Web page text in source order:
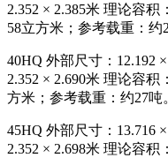
2.352 × 2.385米 理论容
58立方米；参考载重：约
40HQ 外部尺寸：12.192
2.352 × 2.690米 理论容
方米；参考载重：约27吨
45HQ 外部尺寸：13.716
2.352 × 2.698米 理论容